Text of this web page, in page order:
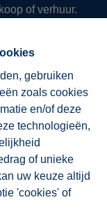
gebruiken
zoals cookies
en/of deze
technologieën,
of unieke
uw keuze altijd
'cookies' of
of verhuur.